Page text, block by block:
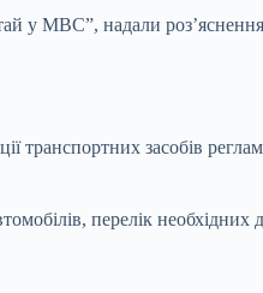
у МВС”, надали
транспортних засобів
перелік